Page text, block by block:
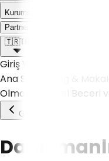
Kurumsal
Partner Olmak İstiyorum
🇹🇷TR
Giriş Yap
Ana Sayfa
Olmaz 9 Temel Beceri
Geri Dön